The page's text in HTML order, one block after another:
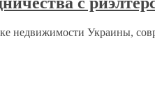
недвижимости Украины,